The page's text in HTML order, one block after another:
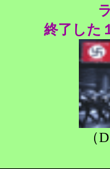
終了した
（